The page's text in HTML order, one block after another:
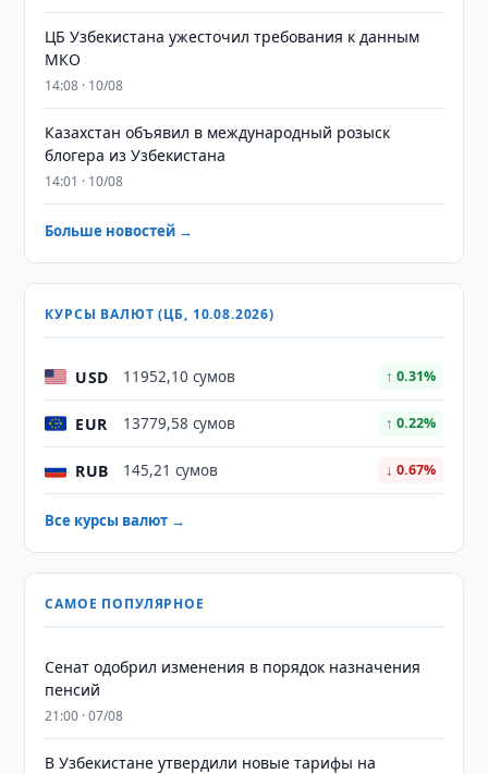
ЦБ Узбекистана ужесточил требования к данным
МКО
14:08 · 10/08
Казахстан объявил в международный розыск
блогера из Узбекистана
14:01 · 10/08
Больше новостей →
КУРСЫ ВАЛЮТ (ЦБ, 10.08.2026)
USD 11952,10 сумов ↑ 0.31%
EUR 13779,58 сумов ↑ 0.22%
RUB 145,21 сумов ↓ 0.67%
Все курсы валют →
САМОЕ ПОПУЛЯРНОЕ
Сенат одобрил изменения в порядок назначения
пенсий
21:00 · 07/08
В Узбекистане утвердили новые тарифы на